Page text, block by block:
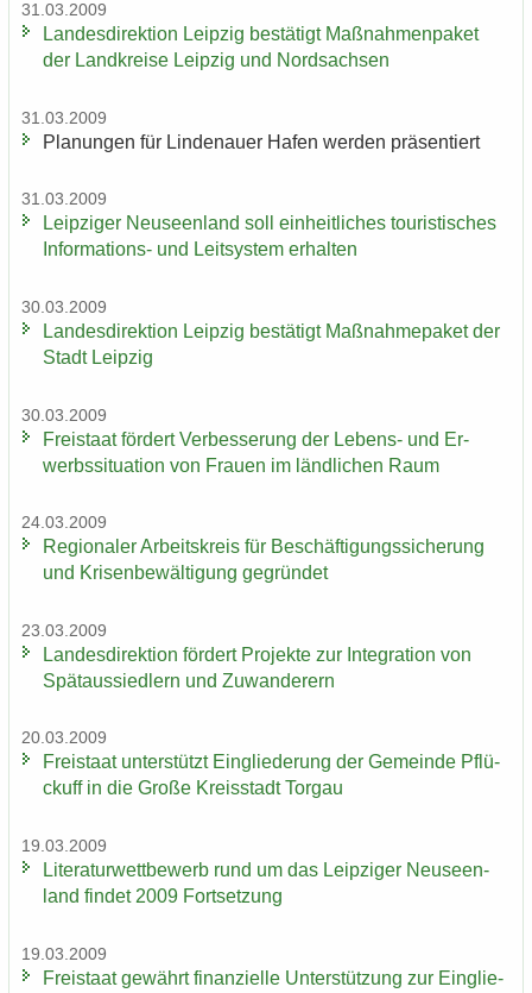
31.03.2009
Lan­des­di­rek­ti­on Leip­zig be­stä­tigt Maß­nah­men­pa­ket
der Land­krei­se Leip­zig und Nord­sach­sen
31.03.2009
Pla­nun­gen für Lin­de­nau­er Hafen wer­den prä­sen­tiert
31.03.2009
Leip­zi­ger Neu­seen­land soll ein­heit­li­ches tou­ris­ti­sches
Informations-​ und Leit­sys­tem er­hal­ten
30.03.2009
Lan­des­di­rek­ti­on Leip­zig be­stä­tigt Maß­nah­me­pa­ket der
Stadt Leip­zig
30.03.2009
Frei­staat för­dert Ver­bes­se­rung der Lebens-​ und Er­
werbs­si­tua­ti­on von Frau­en im länd­li­chen Raum
24.03.2009
Re­gio­na­ler Ar­beits­kreis für Be­schäf­ti­gungs­si­che­rung
und Kri­sen­be­wäl­ti­gung ge­grün­det
23.03.2009
Lan­des­di­rek­ti­on för­dert Pro­jek­te zur In­te­gra­ti­on von
Spät­aus­sied­lern und Zu­wan­de­rern
20.03.2009
Frei­staat un­ter­stützt Ein­glie­de­rung der Ge­mein­de Pflü­
ckuff in die Große Kreis­stadt Tor­gau
19.03.2009
Li­te­ra­tur­wett­be­werb rund um das Leip­zi­ger Neu­seen­
land fin­det 2009 Fort­set­zung
19.03.2009
Frei­staat ge­währt fi­nan­zi­el­le Un­ter­stüt­zung zur Ein­glie­